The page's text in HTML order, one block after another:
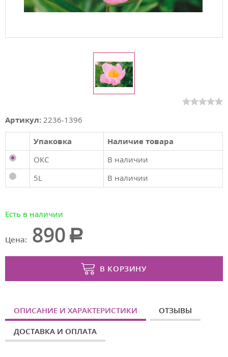
Артикул: 2236-1396
Упаковка
Наличие товара
ОКС
В наличии
5L
В наличии
Есть в наличии
Цена: 890
В КОРЗИНУ
ОПИСАНИЕ И ХАРАКТЕРИСТИКИ ОТЗЫВЫ
ДОСТАВКА И ОПЛАТА